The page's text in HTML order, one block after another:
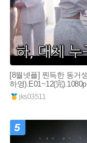
[8월넷플] 찐득한 동거
하영).E01~12(完
BCG new
jks03511
5